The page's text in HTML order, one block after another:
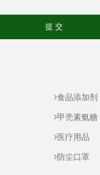
食品添加剂
甲壳素氨糖
医疗用品
防尘口罩